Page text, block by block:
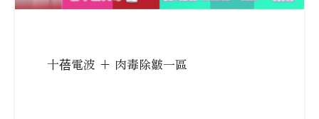
十蓓電波 + 肉毒除皺一區